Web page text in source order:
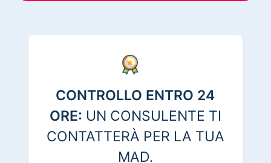
CONTROLLO ENTRO 24
ORE: UN CONSULENTE TI
CONTATTERÀ PER LA TUA
MAD.